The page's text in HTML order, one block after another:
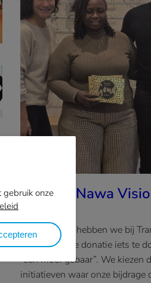
Donatie Nawa
Ook in 2025 hebben we bij
onze jaarlijkse donatie iets te
“een mooi gebaar”. We kiezen
initiatieven waar onze bijdrage
onze